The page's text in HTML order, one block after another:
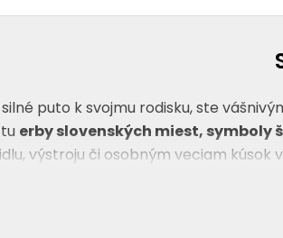
puto k svojmu rodisku, ste
erby slovenských miest,
výstroju či osobným veciam